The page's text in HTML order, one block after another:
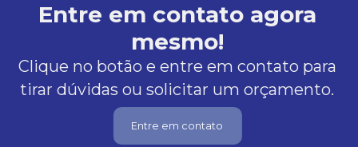
Entre em contato agora
mesmo!
Clique no botão e entre em contato para
tirar dúvidas ou solicitar um orçamento.
Entre em contato